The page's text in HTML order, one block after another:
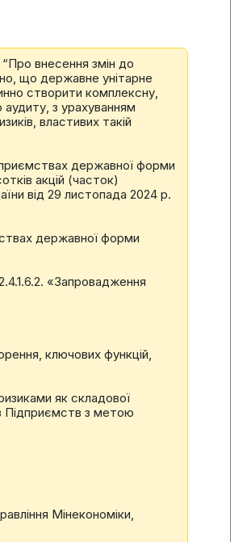
внесення змін до
що державне унітарне
створити комплексну,
з урахуванням
властивих такій
державної форми
акцій (часток)
від 29 листопада 2024 р.
державної форми
«Запровадження
ключових функцій,
як складової
Підприємств з метою
Мінекономіки,